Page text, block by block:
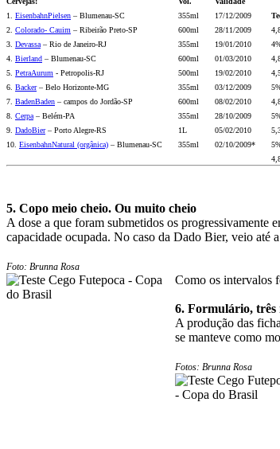
1. EisenbahnPielsen – Blumenau-SC
2. Colorado- Cauim – Ribeirão Preto-SP
3. Devassa – Rio de Janeiro-RJ
4. Bierland – Blumenau-SC
5. PetraAurum - Petropolis-RJ
6. Backer– Belo Horizonte-MG
7. BadenBaden – campos do Jordão-SP
8. Cerpa – Belém-PA
9. DadoBier– Porto Alegre-RS
10. EisenbahnNatural (orgânica) – Blumenau-SC
355ml
600ml
355ml
600ml
500ml
355ml
600ml
355ml
1L
355ml
17/12/2009
28/11/2009
19/01/2010
01/03/2010
19/02/2010
03/12/2009
08/02/2010
28/10/2009
05/02/2010
02/10/2009*
5. Copo meio cheio. Ou muito cheio
A dose a que foram submetidos os progressivamente
capacidade ocupada. No caso da Dado Bier, veio até
Foto: Brunna Rosa
Como os intervalos
6. Formulário, três
A produção das
se manteve como
Fotos: Brunna Rosa